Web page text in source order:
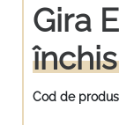
Gira
închis
Cod de